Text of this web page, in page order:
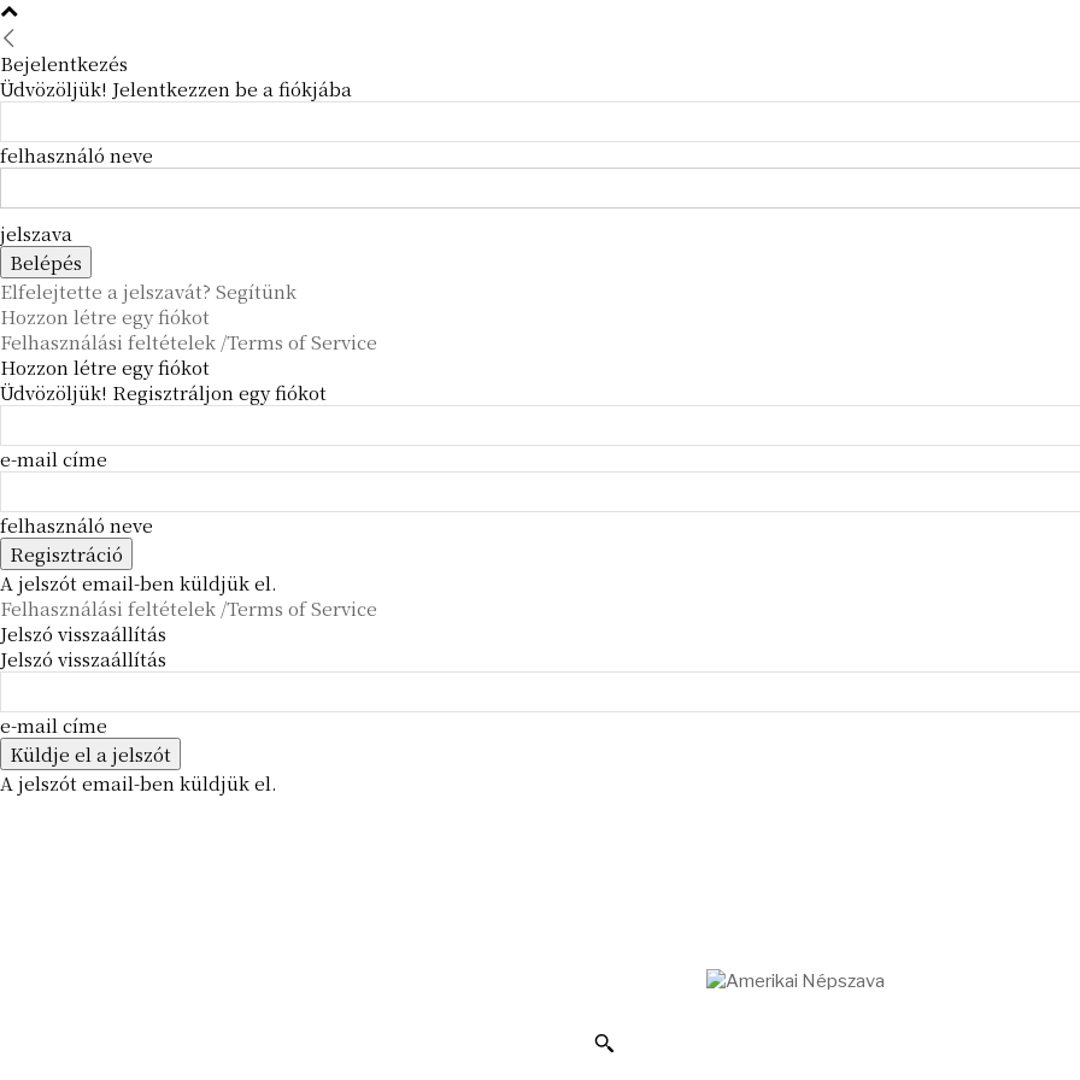
Bejelentkezés
Üdvözöljük! Jelentkezzen be a fiókjába
felhasználó neve
jelszava
Elfelejtette a jelszavát? Segítünk
Hozzon létre egy fiókot
Felhasználási feltételek /Terms of Service
Hozzon létre egy fiókot
Üdvözöljük! Regisztráljon egy fiókot
e-mail címe
felhasználó neve
A jelszót email-ben küldjük el.
Felhasználási feltételek /Terms of Service
Jelszó visszaállítás
Jelszó visszaállítás
e-mail címe
A jelszót email-ben küldjük el.